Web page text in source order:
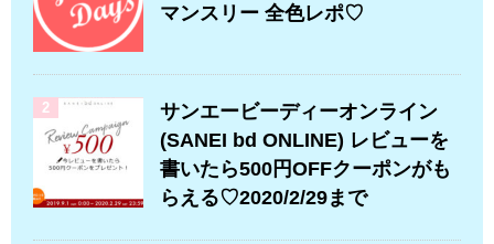
マンスリー 全色レポ♡
2
サンエービーディーオンライン
(SANEI bd ONLINE) レビューを
書いたら500円OFFクーポンがも
らえる♡2020/2/29まで